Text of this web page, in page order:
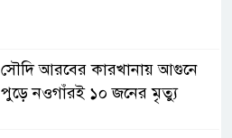
সৌদি আরবের কারখানায় আগুনে
পুড়ে নওগাঁরই ১০ জনের মৃত্যু